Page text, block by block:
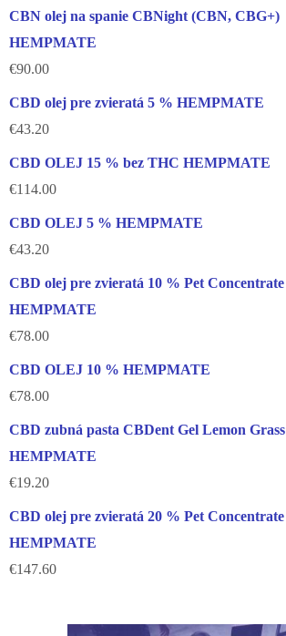
CBN olej na spanie CBNight (CBN, CBG+)
HEMPMATE
€90.00
CBD olej pre zvieratá 5 % HEMPMATE
€43.20
CBD OLEJ 15 % bez THC HEMPMATE
€114.00
CBD OLEJ 5 % HEMPMATE
€43.20
CBD olej pre zvieratá 10 % Pet Concentrate
HEMPMATE
€78.00
CBD OLEJ 10 % HEMPMATE
€78.00
CBD zubná pasta CBDent Gel Lemon Grass
HEMPMATE
€19.20
CBD olej pre zvieratá 20 % Pet Concentrate
HEMPMATE
€147.60